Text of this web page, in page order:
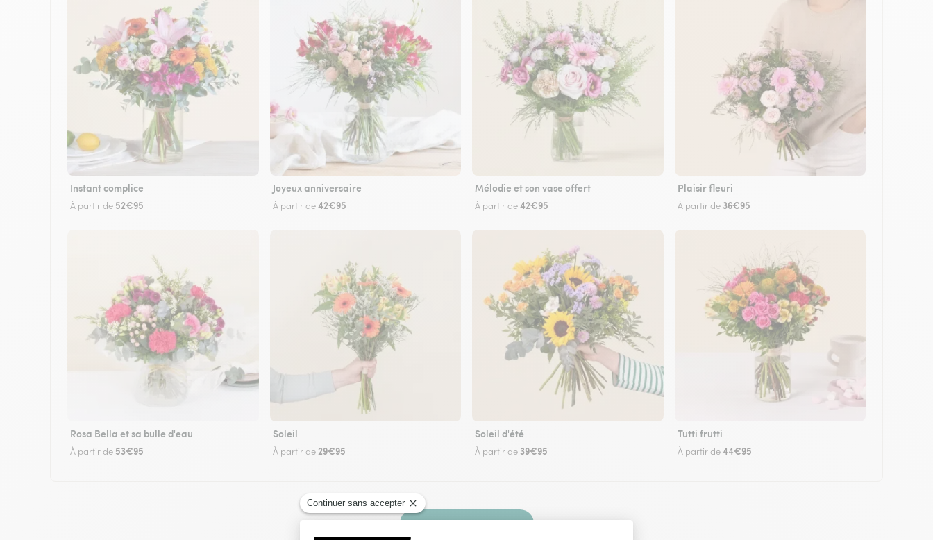
Instant complice
À partir de 52€95
Joyeux anniversaire
À partir de42€95
Mélodie et son vase offert
À partir de42€95
Plaisir fleuri
À partir de 36€95
Rosa Bella et sa bulle d'eau
À partir de 53€95
Soleil
À partir de 29€95
Soleil d'été
À partir de 39€95
Tutti frutti
À partir de44€95
Faire livrer des fleurs